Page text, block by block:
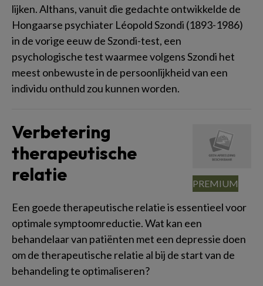
lijken. Althans, vanuit die gedachte ontwikkelde de
Hongaarse psychiater Léopold Szondi (1893-1986)
in de vorige eeuw de Szondi-test, een
psychologische test waarmee volgens Szondi het
meest onbewuste in de persoonlijkheid van een
individu onthuld zou kunnen worden.
Verbetering
therapeutische
relatie
Een goede therapeutische relatie is essentieel voor
optimale symptoomreductie. Wat kan een
behandelaar van patiënten met een depressie doen
om de therapeutische relatie al bij de start van de
behandeling te optimaliseren?